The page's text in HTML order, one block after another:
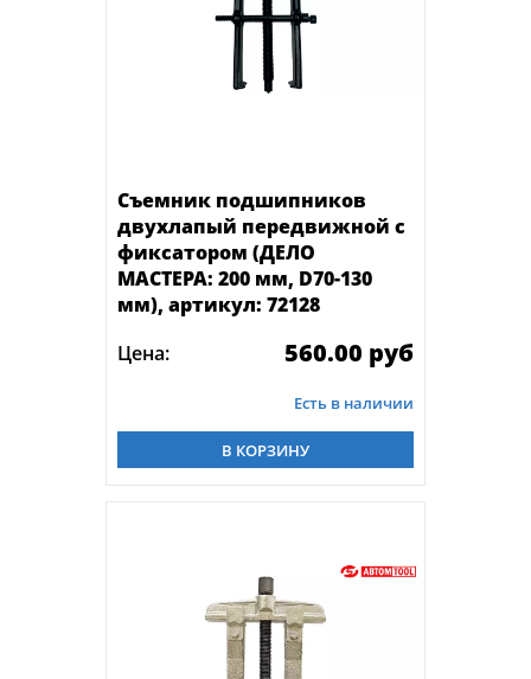
Съемник подшипников
двухлапый передвижной с
фиксатором (ДЕЛО
МАСТЕРА: 200 мм, D70-130
мм), артикул: 72128
Цена:
560.00 руб
Есть в наличии
В КОРЗИНУ